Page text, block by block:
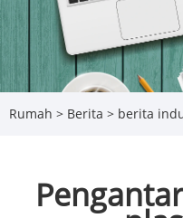
Rumah > Berita > berita